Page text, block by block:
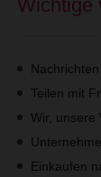
Wichtige
Nachrichten
Teilen mit
Wir, unsere
Einkaufen